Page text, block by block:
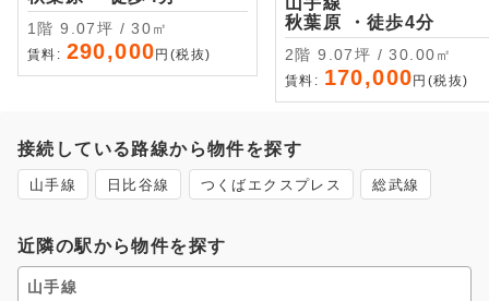
1階 9.07坪 / 30㎡
賃料: 290,000 円(税抜)
秋葉原 ・徒歩4分
2階 9.07坪 / 30.00㎡
賃料: 170,000 円(税抜)
接続している路線から物件を探す
山手線 日比谷線 つくばエクスプレス 総武線
近隣の駅から物件を探す
山手線